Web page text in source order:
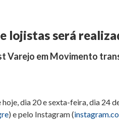
lojistas será
Varejo em Movimento
dia 20 e sexta-feira, dia 24
) e pelo Instagram (